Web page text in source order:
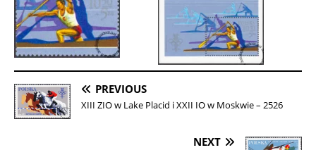
PREVIOUS
XIII ZIO w Lake Placid i XXII IO w Moskwie – 2526
NEXT